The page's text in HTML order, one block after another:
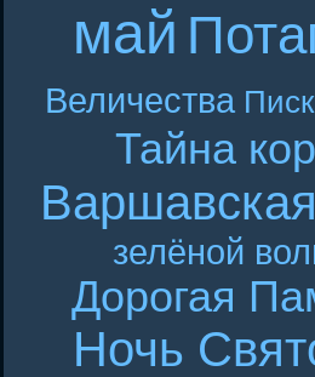
май
Величества
Тайна
зелёной
Дорогая
Ночь